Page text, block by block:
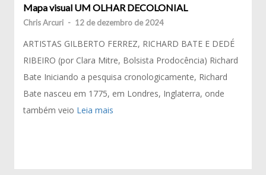
Mapa visual UM OLHAR DECOLONIAL
Chris Arcuri - 12 de dezembro de 2024
ARTISTAS GILBERTO FERREZ, RICHARD BATE E DEDÉ
RIBEIRO (por Clara Mitre, Bolsista Prodocência) Richard
Bate Iniciando a pesquisa cronologicamente, Richard
Bate nasceu em 1775, em Londres, Inglaterra, onde
também veio Leia mais